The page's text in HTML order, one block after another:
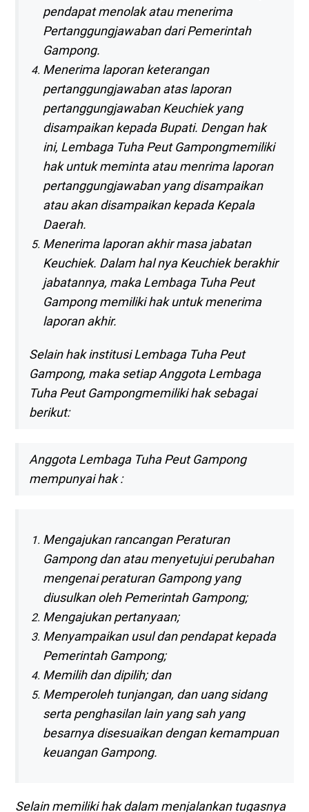
pendapat menolak atau menerima
Pertanggungjawaban dari Pemerintah
Gampong.
Menerima laporan keterangan
pertanggungjawaban atas laporan
pertanggungjawaban Keuchiek yang
disampaikan kepada Bupati. Dengan hak
ini, Lembaga Tuha Peut Gampongmemiliki
hak untuk meminta atau menrima laporan
pertanggungjawaban yang disampaikan
atau akan disampaikan kepada Kepala
Daerah.
Menerima laporan akhir masa jabatan
Keuchiek. Dalam hal nya Keuchiek berakhir
jabatannya, maka Lembaga Tuha Peut
Gampong memiliki hak untuk menerima
laporan akhir.
Selain hak institusi Lembaga Tuha Peut
Gampong, maka setiap Anggota Lembaga
Tuha Peut Gampongmemiliki hak sebagai
berikut:
Anggota Lembaga Tuha Peut Gampong
mempunyai hak :
Mengajukan rancangan Peraturan
Gampong dan atau menyetujui perubahan
mengenai peraturan Gampong yang
diusulkan oleh Pemerintah Gampong;
Mengajukan pertanyaan;
Menyampaikan usul dan pendapat kepada
Pemerintah Gampong;
Memilih dan dipilih; dan
Memperoleh tunjangan, dan uang sidang
serta penghasilan lain yang sah yang
besarnya disesuaikan dengan kemampuan
keuangan Gampong.
Selain memiliki hak dalam menjalankan tugasnya